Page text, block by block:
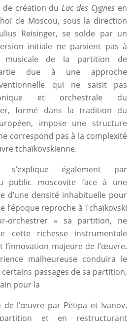
de création duLac des Cygnes en
de Moscou, sous la direction
Reisinger, se solde par un
initiale ne parvient pas à
musicale de la partition de
due à une approche
qui ne saisit pas
et orchestrale du
formé dans la tradition du
impose une structure
correspond pas à la complexité
tchaïkovskienne.
également par
public moscovite face à une
d’une densité inhabituelle pour
l’époque reproche à Tchaïkovski
orchestrer » sa partition, ne
cette richesse instrumentale
majeure de l’œuvre.
malheureuse conduira le
passages de sa partition,
pour la
de l’œuvre par Petipa et Ivanov.
et en restructurant